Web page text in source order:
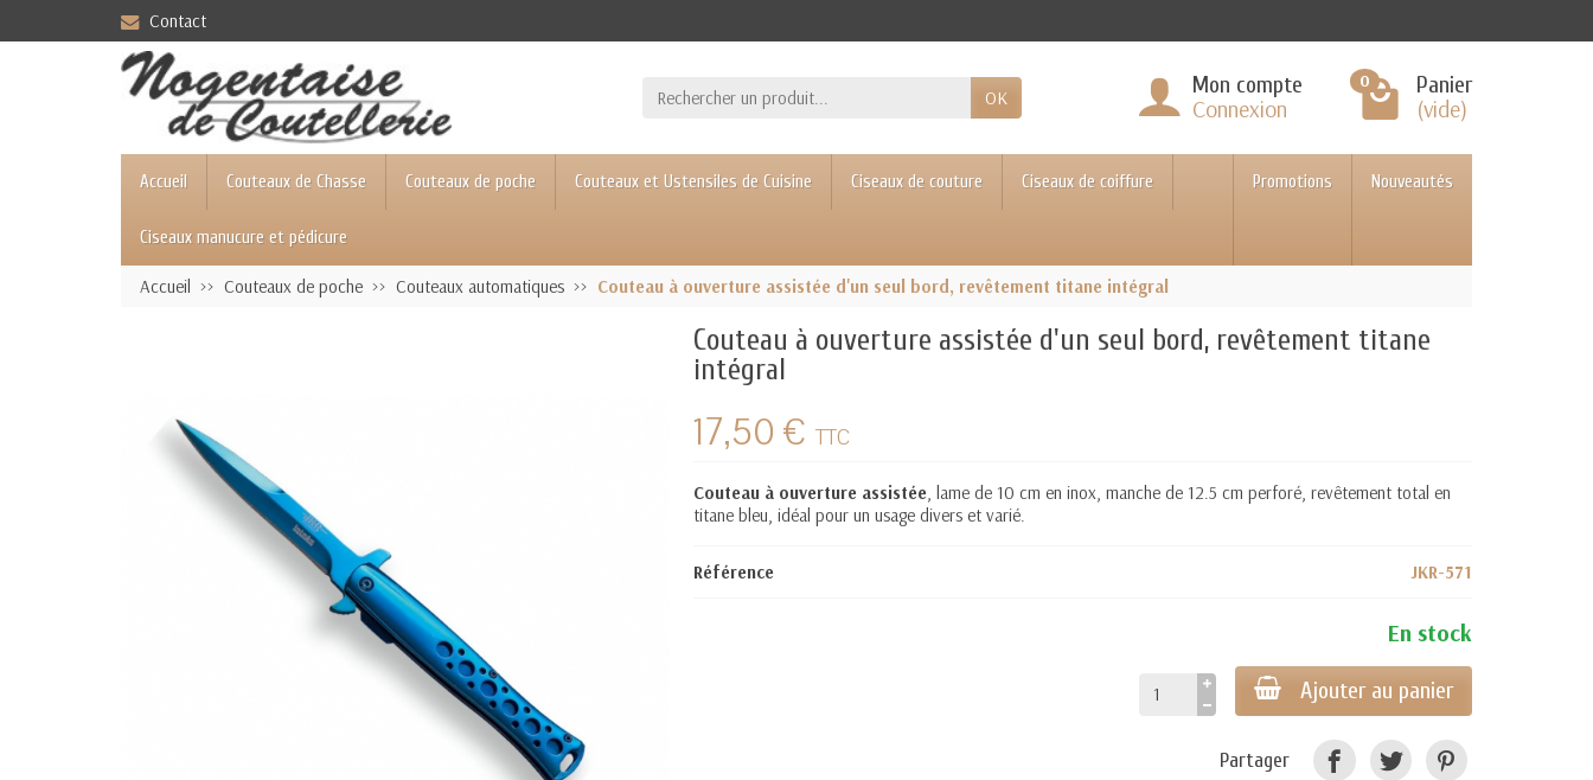
Contact
OK Mon compte
Connexion
0 Panier
(vide)
Accueil Couteaux de Chasse Couteaux de poche Couteaux et Ustensiles de Cuisine Ciseaux de couture Ciseaux de coiffure
Ciseaux manucure et pédicure
Promotions Nouveautés
Accueil Couteaux de poche Couteaux automatiques Couteau à ouverture assistée d'un seul bord, revêtement titane intégral
Couteau à ouverture assistée d'un seul bord, revêtement titane
intégral
17,50 €TTC
Couteau à ouverture assistée , lame de 10 cm en inox, manche de 12.5 cm perforé, revêtement total en
titane bleu, idéal pour un usage divers et varié.
Référence JKR-571
En stock
Ajouter au panier
Partager